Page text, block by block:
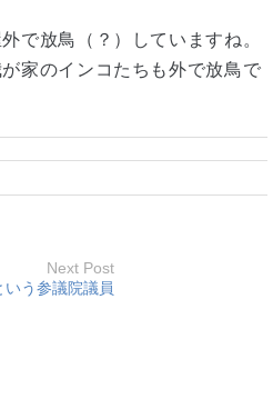
で放鳥（？）していますね。
家のインコたちも外で放鳥で
Next Post
いう参議院議員